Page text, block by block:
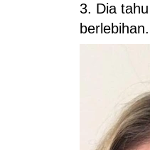
3. Dia
berlebihan.